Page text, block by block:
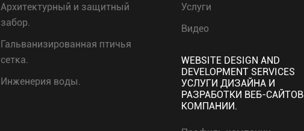
Архитектурный и защитный
забор.
Гальванизированная птичья
сетка.
Инженерия воды.
Услуги
Видео
WEBSITE DESIGN AND
DEVELOPMENT SERVICES
УСЛУГИ ДИЗАЙНА И
РАЗРАБОТКИ ВЕБ-САЙТОВ
КОМПАНИИ.